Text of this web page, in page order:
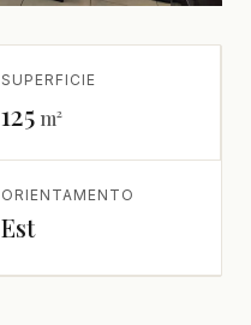
SUPERFICIE
125 m²
ORIENTAMENTO
Est